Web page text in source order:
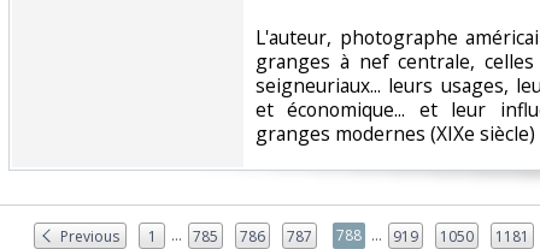
‎L'auteur, photographe
granges à nef centrale,
seigneuriaux... leurs usages,
et économique... et leur
granges modernes (XIXe
Previous 1 ... 785 786 787 788 ... 919 1050 1181